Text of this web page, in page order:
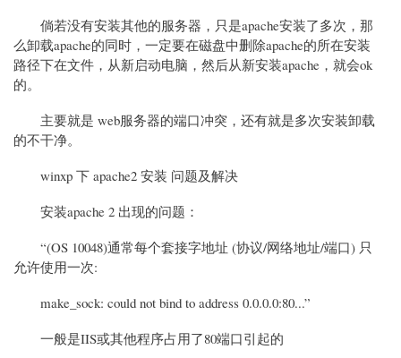
倘若没有安装其他的服务器，只是apache安装了多次，那
么卸载apache的同时，一定要在磁盘中删除apache的所在安装
路径下在文件，从新启动电脑，然后从新安装apache，就会ok
的。
主要就是 web服务器的端口冲突，还有就是多次安装卸载
的不干净。
winxp 下 apache2 安装 问题及解决
安装apache 2 出现的问题：
“(OS 10048)通常每个套接字地址 (协议/网络地址/端口) 只
允许使用一次:
make_sock: could not bind to address 0.0.0.0:80...”
一般是IIS或其他程序占用了80端口引起的